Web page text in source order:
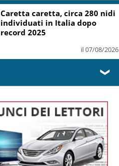
Caretta caretta, circa 280 nidi
individuati in Italia dopo
record 2025
il 07/08/2026
❯